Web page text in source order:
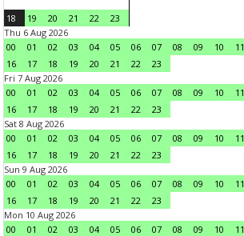
18 19 20 21 22
23
Thu 6 Aug 2026
00
01 02 03 04 05 06 07 08 09 10 11
16
17 18 19 20 21 22
23
Fri 7 Aug 2026
00
01 02 03 04 05 06 07 08 09 10 11
16
17 18 19 20 21 22
23
Sat 8 Aug 2026
00
01 02 03 04 05 06 07 08 09 10 11
16
17 18 19 20 21 22
23
Sun 9 Aug 2026
00
01 02 03 04 05 06 07 08 09 10 11
16
17 18 19 20 21 22
23
Mon 10 Aug 2026
00
01 02 03 04 05 06 07 08 09 10 11